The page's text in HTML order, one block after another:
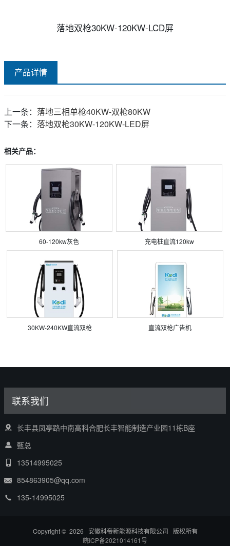
落地双枪30KW-120KW-LCD屏
产品详情
上一条： 落地三相单枪40KW-双枪80KW
下一条： 落地双枪30KW-120KW-LED屏
相关产品：
60-120kw灰色 充电桩直流120kw
30KW-240KW直流双枪 直流双枪广告机
联系我们
长丰县凤亭路中南高科合肥长丰智能制造产业园11栋B座
甄总
13514995025
854863905@qq.com
135-14995025
Copyright © 2026 安徽科帝新能源科技有限公司 版权所有
皖ICP备2021014161号